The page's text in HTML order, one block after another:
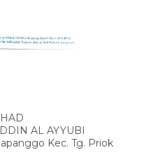
AL AYYUBI
Kec. Tg. Priok